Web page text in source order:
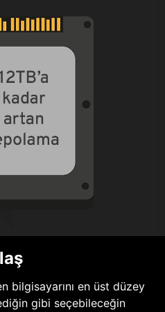
bilgisayarını en üst düzey
gibi seçebileceğin